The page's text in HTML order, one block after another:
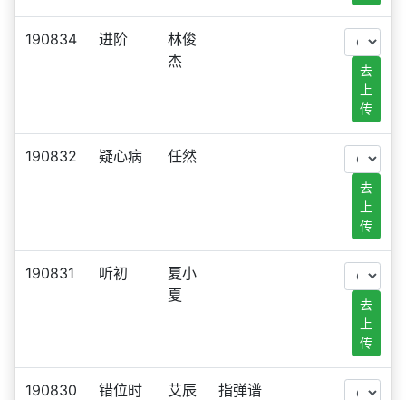
190834 进阶
林俊
杰
去
上
传
190832 疑心病 任然
去
上
传
190831 听初
夏小
夏
去
上
传
190830
错位时
艾辰 指弹谱